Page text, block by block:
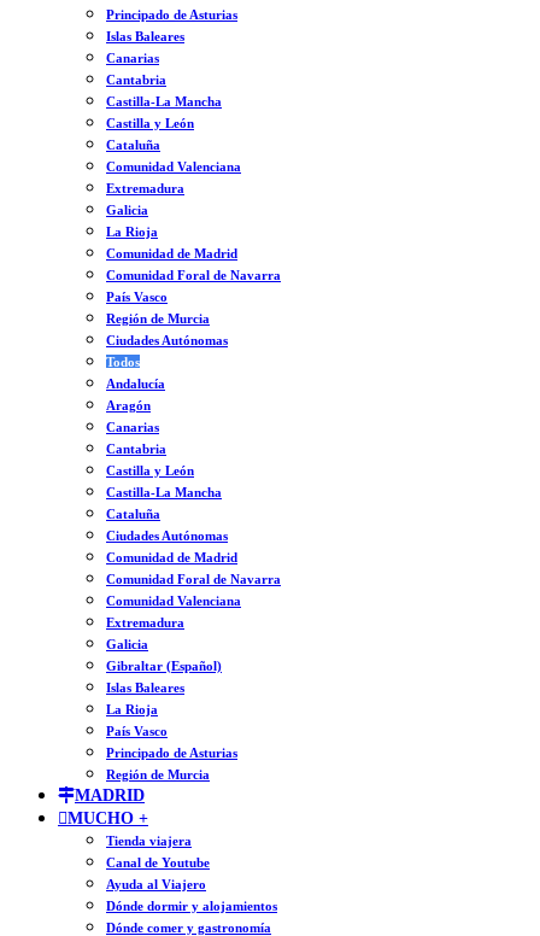
Principado de Asturias
Islas Baleares
Canarias
Cantabria
Castilla-La Mancha
Castilla y León
Cataluña
Comunidad Valenciana
Extremadura
Galicia
La Rioja
Comunidad de Madrid
Comunidad Foral de Navarra
País Vasco
Región de Murcia
Ciudades Autónomas
Todos
Andalucía
Aragón
Canarias
Cantabria
Castilla y León
Castilla-La Mancha
Cataluña
Ciudades Autónomas
Comunidad de Madrid
Comunidad Foral de Navarra
Comunidad Valenciana
Extremadura
Galicia
Gibraltar (Español)
Islas Baleares
La Rioja
País Vasco
Principado de Asturias
Región de Murcia
MADRID
MUCHO +
Tienda viajera
Canal de Youtube
Ayuda al Viajero
Dónde dormir y alojamientos
Dónde comer y gastronomía